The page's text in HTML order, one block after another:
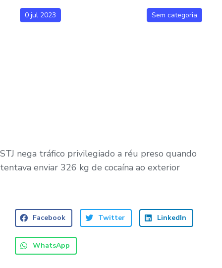
0 jul 2023 Sem categoria
STJ nega tráfico privilegiado a réu preso quando
tentava enviar 326 kg de cocaína ao exterior
Facebook Twitter LinkedIn
WhatsApp